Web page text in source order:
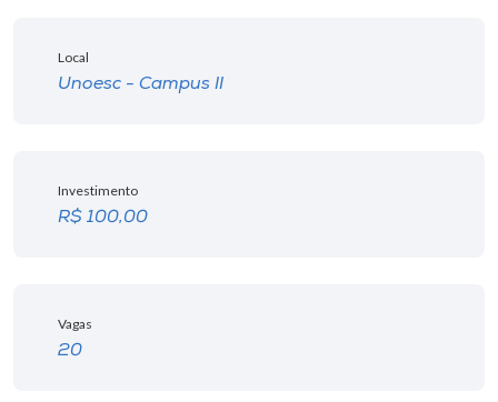
Unoesc
Store
Selecione
o idioma
Local
Unoesc - Campus II
Investimento
R$ 100,00
Vagas
20